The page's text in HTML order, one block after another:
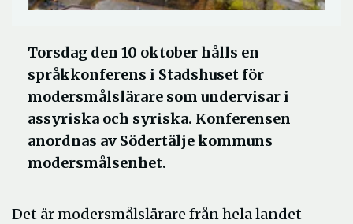
Torsdag den 10 oktober hålls en
språkkonferens i Stadshuset för
modersmålslärare som undervisar i
assyriska och syriska. Konferensen
anordnas av Södertälje kommuns
modersmålsenhet.
Det är modersmålslärare från hela landet